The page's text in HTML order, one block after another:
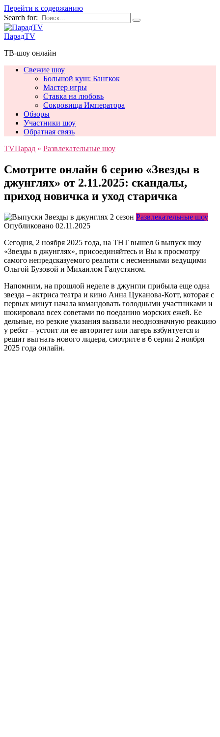
Перейти к содержанию
Search for:
ПарадTV
ТВ-шоу онлайн
Свежие шоу
Большой куш: Бангкок
Мастер игры
Ставка на любовь
Сокровища Императора
Обзоры
Участники шоу
Обратная связь
TVПарад » Развлекательные шоу
Смотрите онлайн 6 серию «Звезды в
джунглях» от 2.11.2025: скандалы,
приход новичка и уход старичка
Развлекательные шоу
Опубликовано 02.11.2025
Сегодня, 2 ноября 2025 года, на ТНТ вышел 6 выпуск шоу
«Звезды в джунглях», присоединяйтесь и Вы к просмотру
самого непредсказуемого реалити с несменными ведущими
Ольгой Бузовой и Михаилом Галустяном.
Напомним, на прошлой неделе в джунгли прибыла еще одна
звезда – актриса театра и кино Анна Цуканова-Котт, которая с
первых минут начала командовать голодными участниками и
шокировала всех советами по поеданию морских ежей. Ее
дельные, но резкие указания вызвали неоднозначную реакцию
у ребят – устоит ли ее авторитет или лагерь взбунтуется и
решит выгнать нового лидера, смотрите в 6 серии 2 ноября
2025 года онлайн.